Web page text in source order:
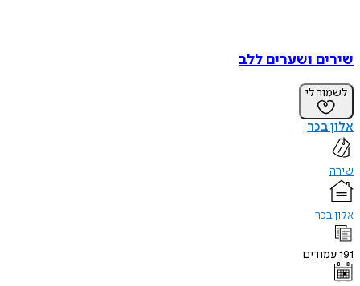
שירים ושערים ללב
לשמור לי
אלון בכר
שירה
אלון בכר
191עמודים